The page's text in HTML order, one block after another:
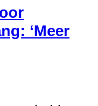
‘Meer